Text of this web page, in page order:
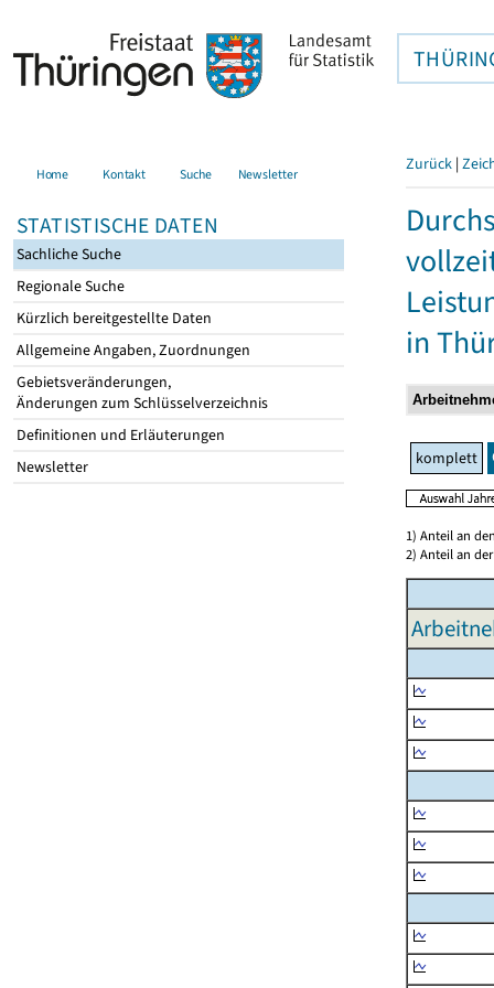
Home Kontakt Suche Newsletter
STATISTISCHE DATEN
Sachliche Suche
Regionale Suche
Kürzlich bereitgestellte Daten
Allgemeine Angaben, Zuordnungen
Gebietsveränderungen,
Änderungen zum Schlüsselverzeichnis
Definitionen und Erläuterungen
Newsletter
Zurück |
in
komplett
1) Anteil an
2) Anteil an